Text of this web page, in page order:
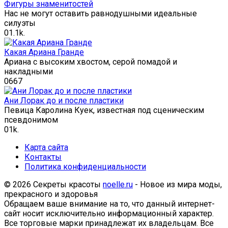
Фигуры знаменитостей
Нас не могут оставить равнодушными идеальные
силуэты
01.1k.
Какая Ариана Гранде
Ариана с высоким хвостом, серой помадой и
накладными
0667
Ани Лорак до и после пластики
Певица Каролина Куек, известная под сценическим
псевдонимом
01k.
Карта сайта
Контакты
Политика конфиденциальности
© 2026 Секреты красоты noelle.ru - Новое из мира моды,
прекрасного и здоровья
Обращаем ваше внимание на то, что данный интернет-
сайт носит исключительно информационный характер.
Все торговые марки принадлежат их владельцам. Все